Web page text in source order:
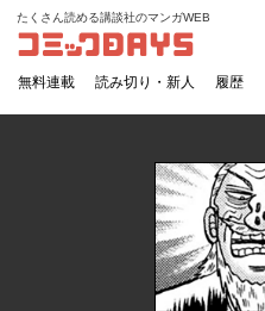
コミックDAYS
たくさん読める講談社のマンガWEB
無料連載 読み切り・新人 履歴